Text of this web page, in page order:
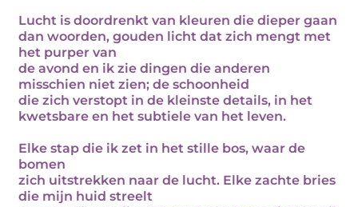
Lucht is doordrenkt van kleuren die dieper gaan
dan woorden, gouden licht dat zich mengt met
het purper van
de avond en ik zie dingen die anderen
misschien niet zien; de schoonheid
die zich verstopt in de kleinste details, in het
kwetsbare en het subtiele van het leven.
Elke stap die ik zet in het stille bos, waar de
bomen
zich uitstrekken naar de lucht. Elke zachte bries
die mijn huid streelt